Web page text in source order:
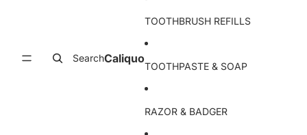
SearchCaliquo
TOOTHBRUSH REFILLS
TOOTHPASTE & SOAP
RAZOR & BADGER